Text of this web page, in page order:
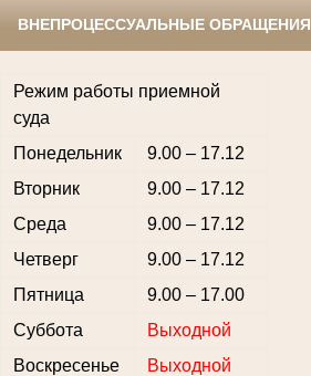
ВНЕПРОЦЕССУАЛЬНЫЕ ОБРАЩЕНИЯ
Режим работы приемной
суда
Понедельник
9.00 – 17.12
Вторник
9.00 – 17.12
Среда
9.00 – 17.12
Четверг
9.00 – 17.12
Пятница
9.00 – 17.00
Суббота
Выходной
Воскресенье
Выходной